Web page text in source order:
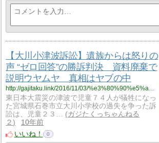
【大川小津波訴訟】遺族からは怒りの
声 “ゼロ回答”の勝訴判決 資料廃棄で
説明ウヤムヤ 真相はヤブの中
http://gajitaku.link/2016/11/03/%e3%80%90%e5%a4%a7%e5%b7%9d%e5%b0%8f%e6%b4%a5%e6%b3%a2%e8%a8%b4%e8%a8%9f%e3%80%91%e9%81%ba%e6%97%8f%e3%81%8b%e3%82%89%e3%81%af%e6%80%92%e3%82%8a%e3%81%ae%e5%a3%b0-%e3%82%bc%e3%83%ad%e5%9b%9e/
東日本大震災の津波で児童７４人が犠牲になっ
た宮城県石巻市立大川小学校の過失を争った訴
訟は、児童２３…
ガジたくっちゃんねる
２
10年前
いいね！
0